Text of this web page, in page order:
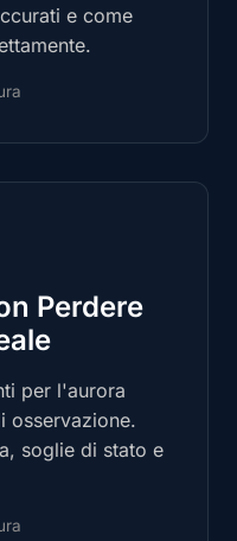
e come
Perdere
per l'aurora
osservazione.
soglie di stato e